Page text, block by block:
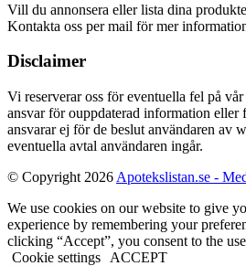
Vill du annonsera eller lista dina
Kontakta oss per mail för mer
Disclaimer
Vi reserverar oss för eventuella fel på
ansvar för ouppdaterad information eller
ansvarar ej för de beslut användaren av
eventuella avtal användaren ingår.
© Copyright 2026 Apotekslistan.se -
We use cookies on our website to give
experience by remembering your
clicking “Accept”, you consent to the
Cookie settings
ACCEPT